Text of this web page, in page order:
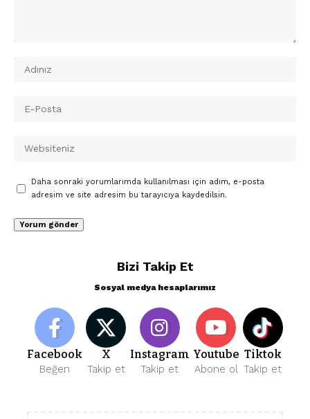
Daha sonraki yorumlarımda kullanılması için adım, e-posta
adresim ve site adresim bu tarayıcıya kaydedilsin.
Bizi Takip Et
Sosyal medya hesaplarımız
Facebook
Beğen
X
Takip et
Instagram
Takip et
Youtube
Abone ol
Tiktok
Takip et